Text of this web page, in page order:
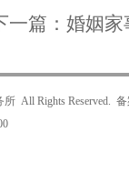
一篇： 婚姻家
All Rights Reserved.